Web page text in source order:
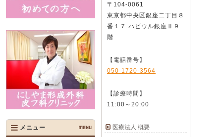
メニュー MENU
〒104-0061
東京都中央区銀座二丁目８
番１７ ハビウル銀座Ⅱ９
階
【電話番号】
050-1720-3564
【診療時間】
11:00～20:00
医療法人 概要